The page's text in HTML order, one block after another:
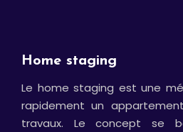
Home staging
Le home staging est une
rapidement un
travaux. Le concept se